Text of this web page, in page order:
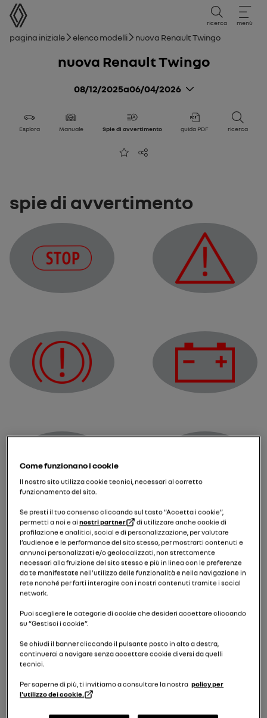
Manuale utente
ricerca menù
Breadcrumb
pagina iniziale Elenco modelli nuova Renault Twingo
nuova Renault Twingo
08/12/2025a06/04/2026
Esplora Manuale Spie di avvertimento guida PDF ricerca
Aggiungi ai preferiti
Condividi
Spie di avvertimento
Spia di allarme
Spia di anomalia sul circuito dei freni Spia di carica della
Spia di guasto del motore elettrico Spia di guasto della
Come funzionano i cookie
Il nostro sito utilizza cookie tecnici, necessari al corretto
funzionamento del sito.
Se presti il tuo consenso cliccando sul tasto “Accetta i cookie”,
permetti a noi e ainostri partner
di utilizzare anche cookie di
profilazione e analitici, social e di personalizzazione, per valutare
l’audience e le performance del sito stesso, per mostrarti contenuti e
annunci personalizzati e/o geolocalizzati, non strettamente
necessari alla fruizione del sito stesso e più in linea con le preferenze
da te manifestate nell’utilizzo delle funzionalità e nella navigazione in
rete nonché per farti interagire con i nostri contenuti tramite i social
network.
Puoi scegliere le categorie di cookie che desideri accettare cliccando
su “Gestisci i cookie”.
Se chiudi il banner cliccando il pulsante posto in alto a destra,
continuerai a navigare senza accettare cookie diversi da quelli
tecnici.
Per saperne di più, ti invitiamo a consultare la nostra policy per
l'utilizzo dei cookie.